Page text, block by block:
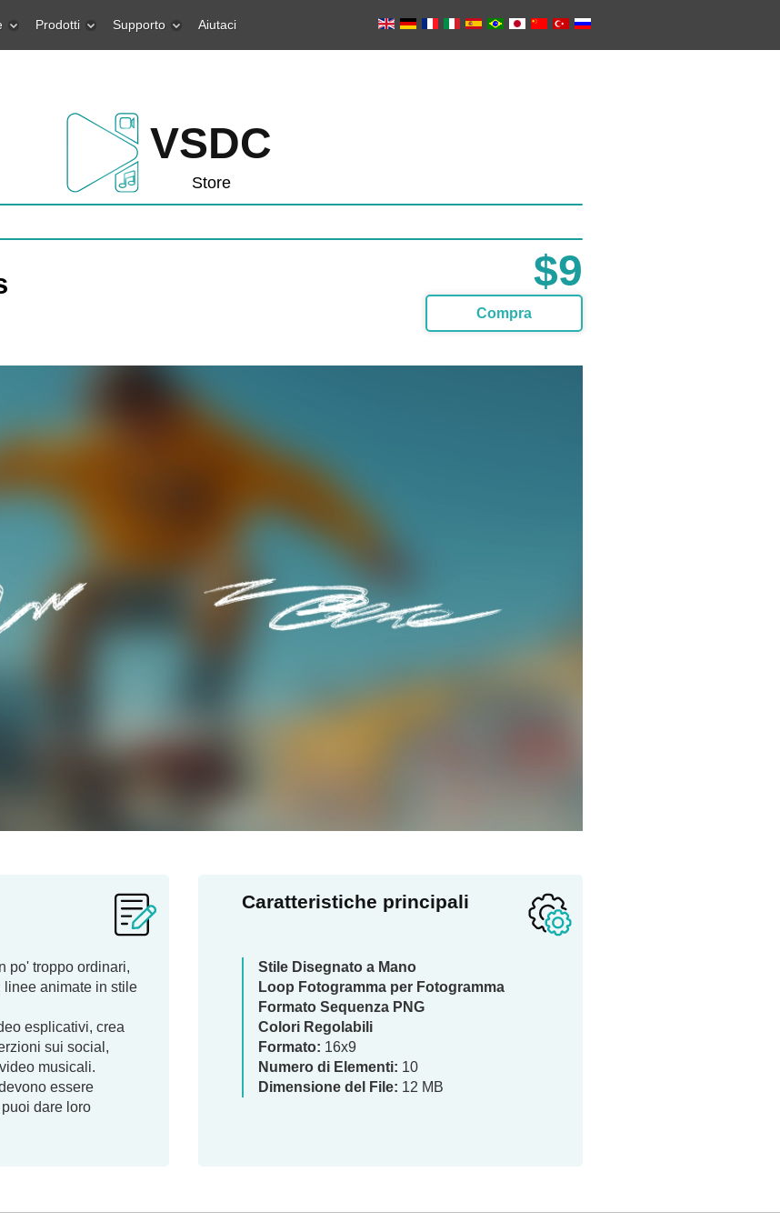
Prodotti Supporto Aiutaci
VSDC
Store
$9
Compra
po' troppo ordinari,
linee animate in stile
esplicativi, crea
sui social,
musicali.
essere
dare loro
Caratteristiche principali
Stile Disegnato a Mano
Loop Fotogramma per Fotogramma
Formato Sequenza PNG
Colori Regolabili
Formato: 16x9
Numero di Elementi: 10
Dimensione del File: 12 MB